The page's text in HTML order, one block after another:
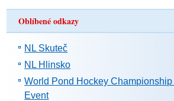
Oblíbené odkazy
NL Skuteč
NL Hlinsko
World Pond Hockey
Event